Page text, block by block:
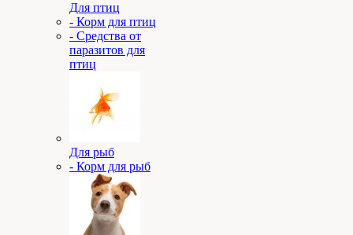
Для птиц
- Корм для птиц
- Средства от
паразитов для
птиц
Для рыб
- Корм для рыб